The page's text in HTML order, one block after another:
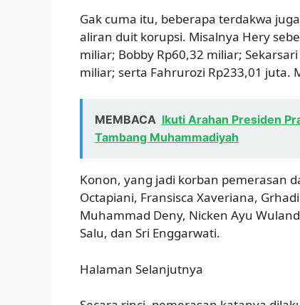
Gak cuma itu, beberapa terdakwa
aliran duit korupsi. Misalnya Hery
miliar; Bobby Rp60,32 miliar;
miliar; serta Fahrurozi Rp233,01 juta.
MEMBACA Ikuti Arahan Presiden
Tambang Muhammadiyah
Konon, yang jadi korban pemerasan
Octapiani, Fransisca Xaveriana,
Muhammad Deny, Nicken Ayu
Salu, dan Sri Enggarwati.
Halaman Selanjutnya